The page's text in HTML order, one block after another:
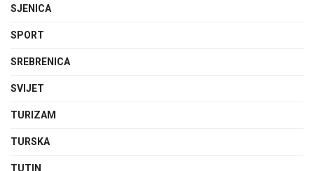
SJENICA
SPORT
SREBRENICA
SVIJET
TURIZAM
TURSKA
TUTIN